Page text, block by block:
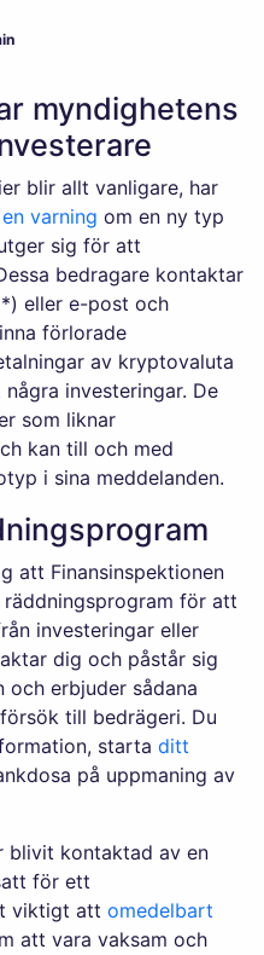
myndighetens
blir allt vanligare, har
varning om en ny typ
sig för att
bedragare kontaktar
eller e-post och
förlorade
av kryptovaluta
investeringar. De
som liknar
kan till och med
i sina meddelanden.
att Finansinspektionen
för att
investeringar eller
dig och påstår sig
och erbjuder sådana
till bedrägeri. Du
starta ditt
på uppmaning av
blivit kontaktad av en
för ett
viktigt att omedelbart
att vara vaksam och